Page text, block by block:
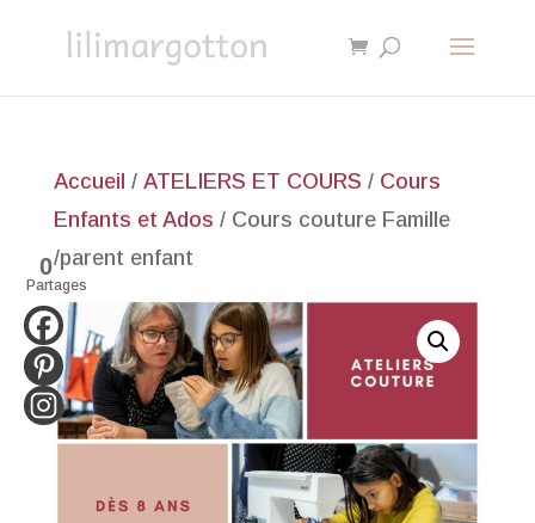
Accueil / ATELIERS ET COURS / Cours
Enfants et Ados / Cours couture Famille
/parent enfant
0
Partages